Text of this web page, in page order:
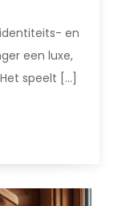
en
een luxe,
speelt […]